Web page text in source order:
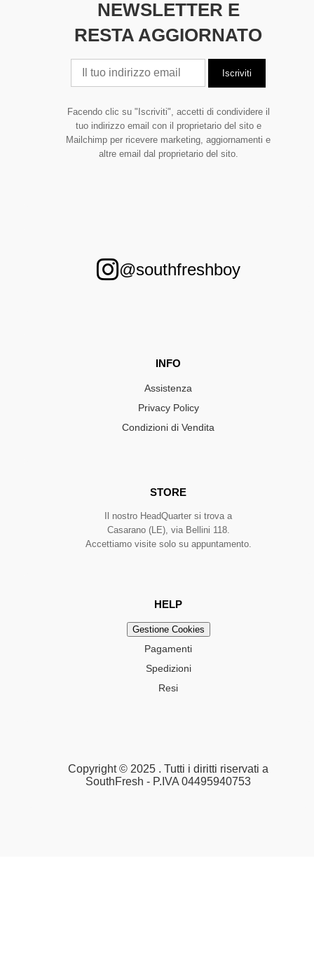
NEWSLETTER E
RESTA AGGIORNATO
Facendo clic su "Iscriviti", accetti di condividere il
tuo indirizzo email con il proprietario del sito e
Mailchimp per ricevere marketing, aggiornamenti e
altre email dal proprietario del sito.
@southfreshboy
INFO
Assistenza
Privacy Policy
Condizioni di Vendita
STORE
Il nostro HeadQuarter si trova a
Casarano (LE), via Bellini 118.
Accettiamo visite solo su appuntamento.
HELP
Gestione Cookies
Pagamenti
Spedizioni
Resi
Copyright © 2025 . Tutti i diritti riservati a
SouthFresh - P.IVA 04495940753